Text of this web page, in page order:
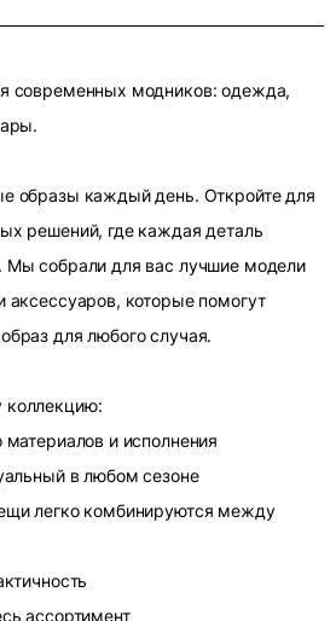
современных модников: одежда,
образы каждый день. Откройте для
решений, где каждая деталь
Мы собрали для вас лучшие модели
которые помогут
для любого случая.
коллекцию:
и исполнения
в любом сезоне
легко комбинируются между
ассортимент